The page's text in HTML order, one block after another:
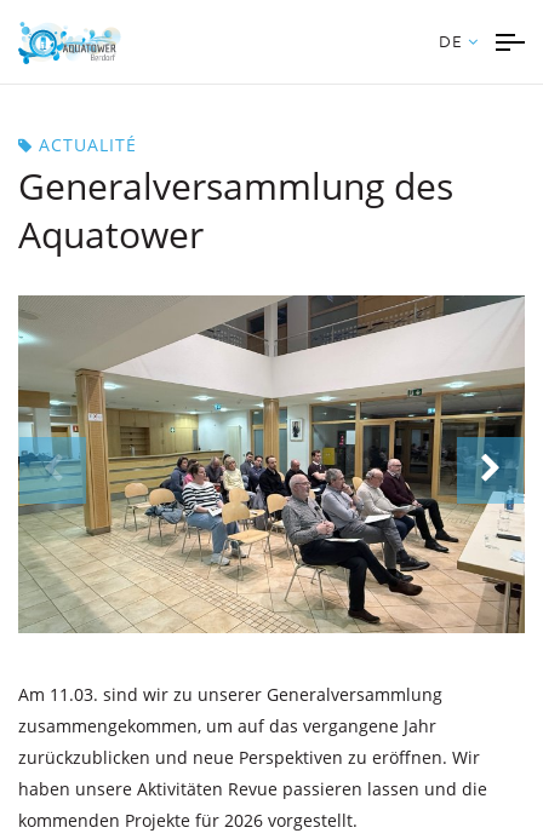
DE
ACTUALITÉ
Generalversammlung des
Aquatower
Am 11.03. sind wir zu unserer Generalversammlung
zusammengekommen, um auf das vergangene Jahr
zurückzublicken und neue Perspektiven zu eröffnen. Wir
haben unsere Aktivitäten Revue passieren lassen und die
kommenden Projekte für 2026 vorgestellt.